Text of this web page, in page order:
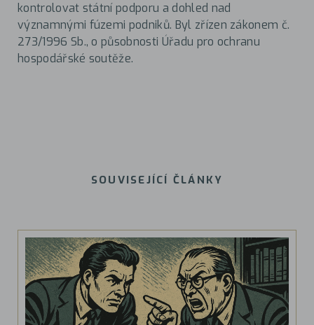
kontrolovat státní podporu a dohled nad
významnými fúzemi podniků. Byl zřízen zákonem č.
273/1996 Sb., o působnosti Úřadu pro ochranu
hospodářské soutěže.
SOUVISEJÍCÍ ČLÁNKY